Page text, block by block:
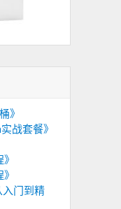
》
战套餐》
入门到精